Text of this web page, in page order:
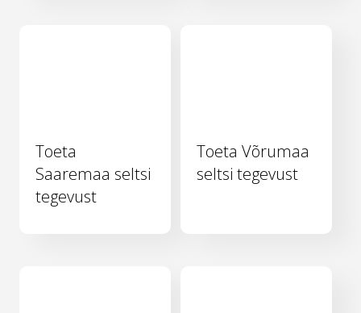
Toeta
Saaremaa seltsi
tegevust
Toeta Võrumaa
seltsi tegevust